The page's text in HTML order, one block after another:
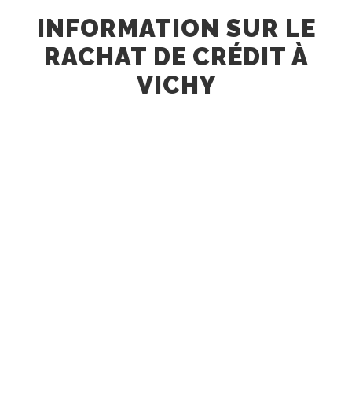
INFORMATION SUR LE
RACHAT DE CRÉDIT À
VICHY